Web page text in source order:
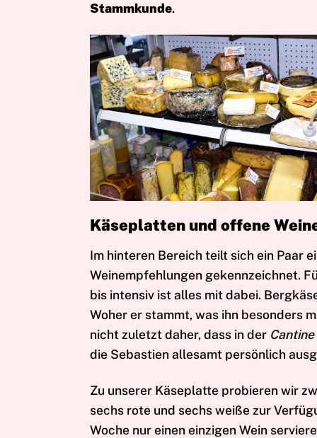
Stammkunde.
Käseplatten und offene
Im hinteren Bereich teilt sich ein Paar
Weinempfehlungen gekennzeichnet.
bis intensiv ist alles mit dabei.
Woher er stammt, was ihn besonders
nicht zuletzt daher, dass in der Cantine
die Sebastien allesamt persönlich
Zu unserer Käseplatte probieren wir
sechs rote und sechs weiße zur
Woche nur einen einzigen Wein